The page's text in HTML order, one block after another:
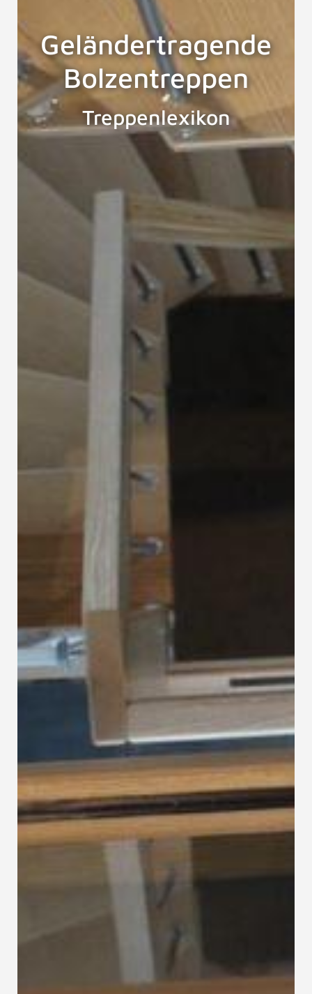
Geländertragende
Bolzentreppen
Treppenlexikon